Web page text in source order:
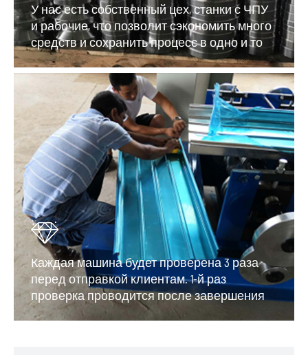
У нас есть собственный цех, станки с ЧПУ
и рабочие, что позволит сэкономить много
средств и сохранить процесс в одно и то
же время на каждом этапе.
Проектирование и обработка с ЧПУ
осуществляется нами самостоятельно, и
все этапы выполняются в одно и то же
время, а затем мы обеспечиваем поставку
каждого станка в короткие сроки.
Каждая машина будет проверена 3 раза
перед отправкой клиентам. 1-й раз
проверка проводится после завершения
работы машины для проверки каждой